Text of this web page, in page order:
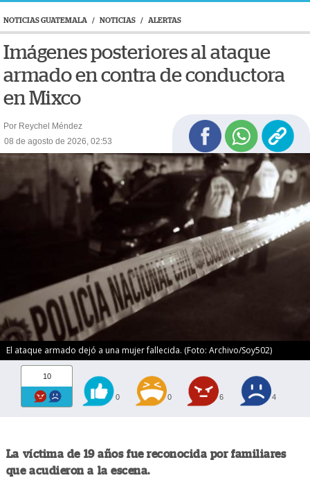
NOTICIAS GUATEMALA / NOTICIAS / ALERTAS
Imágenes posteriores al ataque
armado en contra de conductora
en Mixco
Por Reychel Méndez
08 de agosto de 2026, 02:53
El ataque armado dejó a una mujer fallecida. (Foto: Archivo/Soy502)
10
0 0 6 4
La víctima de 19 años fue reconocida por familiares
que acudieron a la escena.